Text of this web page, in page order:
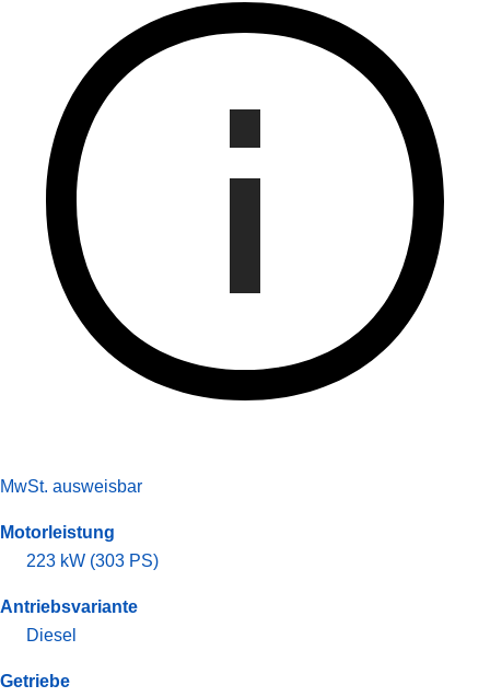
MwSt. ausweisbar
Motorleistung
223 kW (303 PS)
Antriebsvariante
Diesel
Getriebe